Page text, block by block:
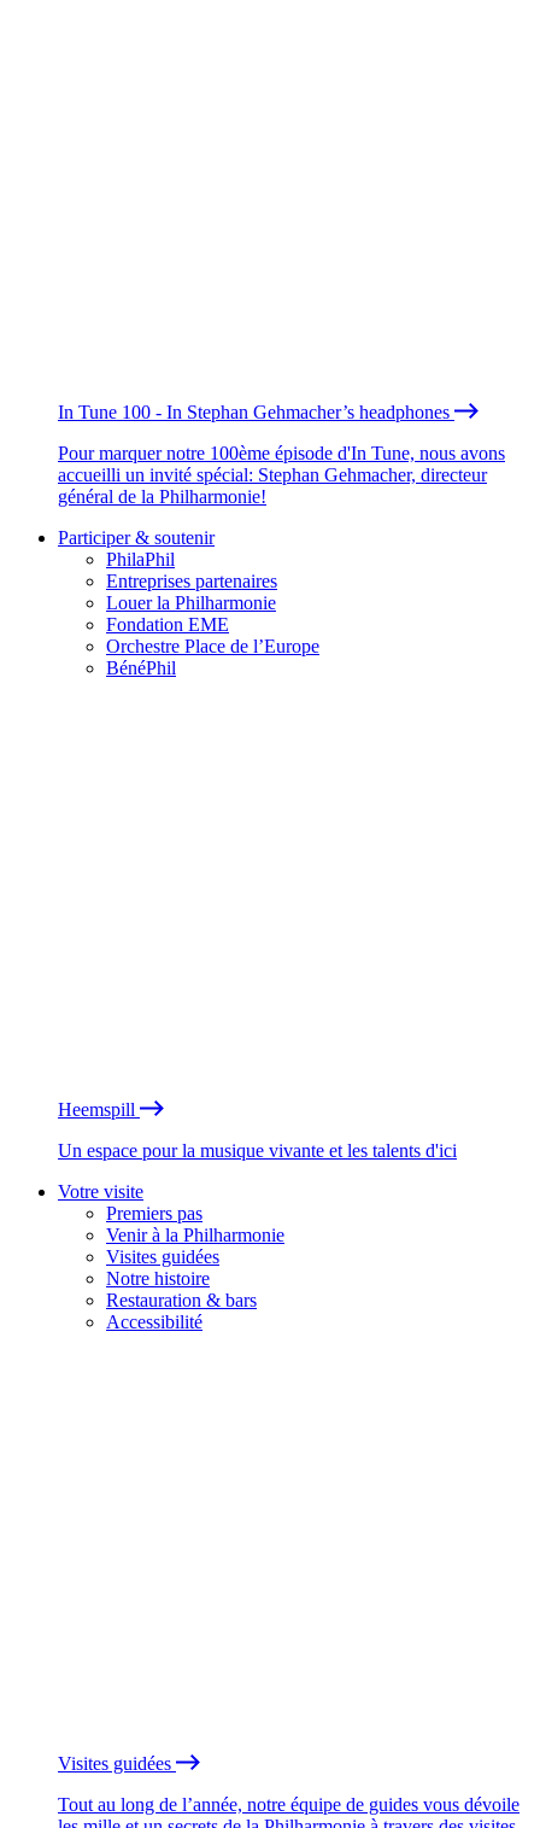
In Tune 100 - In Stephan Gehmacher’s headphones
Pour marquer notre 100ème épisode d'In Tune, nous avons
accueilli un invité spécial: Stephan Gehmacher, directeur
général de la Philharmonie!
Participer & soutenir
PhilaPhil
Entreprises partenaires
Louer la Philharmonie
Fondation EME
Orchestre Place de l’Europe
BénéPhil
Heemspill
Un espace pour la musique vivante et les talents d'ici
Votre visite
Premiers pas
Venir à la Philharmonie
Visites guidées
Notre histoire
Restauration & bars
Accessibilité
Visites guidées
Tout au long de l’année, notre équipe de guides vous dévoile